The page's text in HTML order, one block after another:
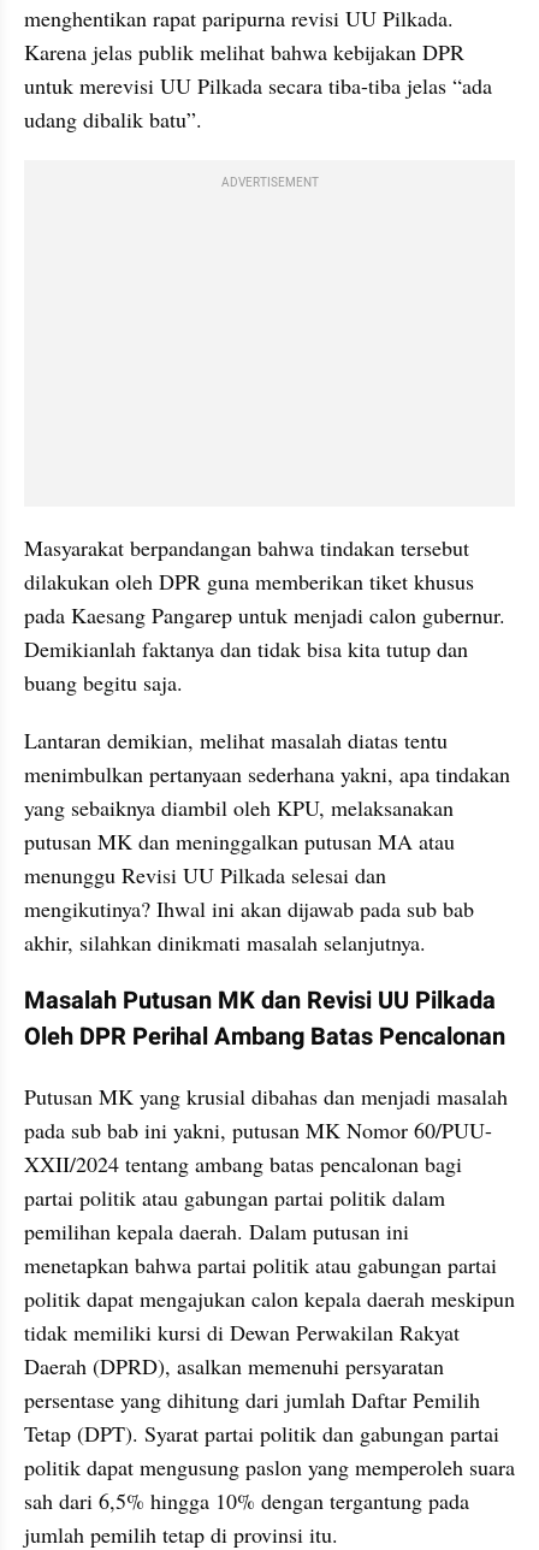
menghentikan rapat paripurna revisi UU Pilkada.
Karena jelas publik melihat bahwa kebijakan DPR
untuk merevisi UU Pilkada secara tiba-tiba jelas “ada
udang dibalik batu”.
ADVERTISEMENT
Masyarakat berpandangan bahwa tindakan tersebut
dilakukan oleh DPR guna memberikan tiket khusus
pada Kaesang Pangarep untuk menjadi calon gubernur.
Demikianlah faktanya dan tidak bisa kita tutup dan
buang begitu saja.
Lantaran demikian, melihat masalah diatas tentu
menimbulkan pertanyaan sederhana yakni, apa tindakan
yang sebaiknya diambil oleh KPU, melaksanakan
putusan MK dan meninggalkan putusan MA atau
menunggu Revisi UU Pilkada selesai dan
mengikutinya? Ihwal ini akan dijawab pada sub bab
akhir, silahkan dinikmati masalah selanjutnya.
Masalah Putusan MK dan Revisi UU Pilkada
Oleh DPR Perihal Ambang Batas Pencalonan
Putusan MK yang krusial dibahas dan menjadi masalah
pada sub bab ini yakni, putusan MK Nomor 60/PUU-
XXII/2024 tentang ambang batas pencalonan bagi
partai politik atau gabungan partai politik dalam
pemilihan kepala daerah. Dalam putusan ini
menetapkan bahwa partai politik atau gabungan partai
politik dapat mengajukan calon kepala daerah meskipun
tidak memiliki kursi di Dewan Perwakilan Rakyat
Daerah (DPRD), asalkan memenuhi persyaratan
persentase yang dihitung dari jumlah Daftar Pemilih
Tetap (DPT). Syarat partai politik dan gabungan partai
politik dapat mengusung paslon yang memperoleh suara
sah dari 6,5% hingga 10% dengan tergantung pada
jumlah pemilih tetap di provinsi itu.